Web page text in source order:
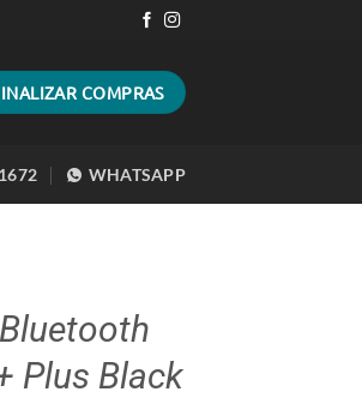
COMPRAS
WHATSAPP
Plus Black